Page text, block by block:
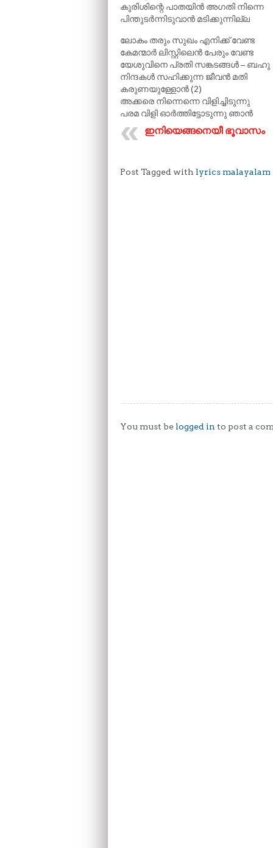
കുരിശിന്റെ പാതയിൻ അഗതി നിന്നെ
പിന്തുടർന്നിടുവാൻ മടിക്കുന്നില്ല
ലോകം തരും സുഖം എനിക്ക് വേണ്ട
കേമന്മാർ ലിസ്റ്റിലെൻ പേരും വേണ്ട
യേശുവിനെ പ്രതി സങ്കടങ്ങൾ – ബഹു
നിന്ദകൾ സഹിക്കുന്ന ജീവൻ മതി
കരുണയുള്ളോൻ (2)
അക്കരെ നിന്നെന്നെ വിളിച്ചിടുന്നു
പരമ വിളി ഓർത്തിട്ടോടുന്നു ഞാൻ
ഇനിയെങ്ങനെയീ ഭൂവാസം
Post Tagged with lyrics malayalam
You must be logged in to post a